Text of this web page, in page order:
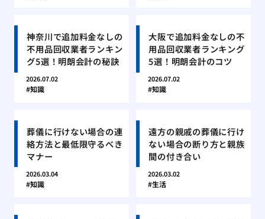
神奈川で追加料金なしの
不用品回収業者ランキン
グ5選！明朗会計の秘訣
2026.07.02
知識
大阪で追加料金なしの不
用品回収業者ランキング
5選！明朗会計のコツ
2026.07.02
知識
葬儀に行けない場合の連
絡方法と最低限守るべき
マナー
2026.03.04
知識
遠方の親戚の葬儀に行け
ない場合の断り方と親族
間の付き合い
2026.03.02
生活